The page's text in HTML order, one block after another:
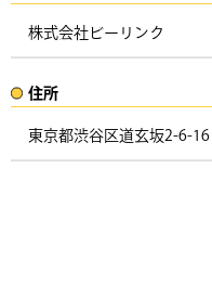
株式会社ビーリンク
住所​​
東京都渋谷区道玄坂2-6-16